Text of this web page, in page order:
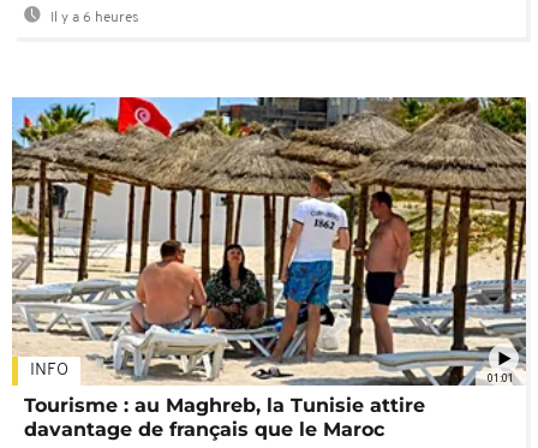
Il y a 6 heures
01:01
INFO
Tourisme : au Maghreb, la Tunisie attire
davantage de français que le Maroc